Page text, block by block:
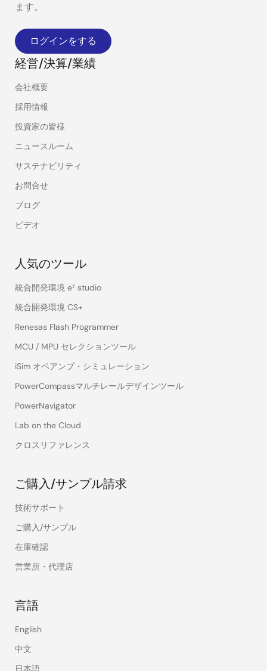
ます。
ログインをする
経営/決算/業績
会社概要
採用情報
投資家の皆様
ニュースルーム
サステナビリティ
お問合せ
ブログ
ビデオ
人気のツール
統合開発環境 e² studio
統合開発環境 CS+
Renesas Flash Programmer
MCU / MPU セレクションツール
iSim オペアンプ・シミュレーション
PowerCompassマルチレールデザインツール
PowerNavigator
Lab on the Cloud
クロスリファレンス
ご購入/サンプル請求
技術サポート
ご購入/サンプル
在庫確認
営業所・代理店
言語
English
中文
日本語